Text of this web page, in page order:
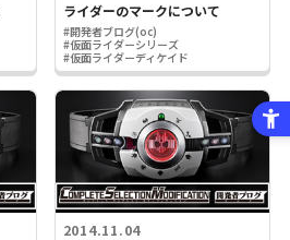
ライダーのマークについて
#開発者ブログ(oc)
#仮面ライダーシリーズ
#仮面ライダーディケイド
2014.11.04